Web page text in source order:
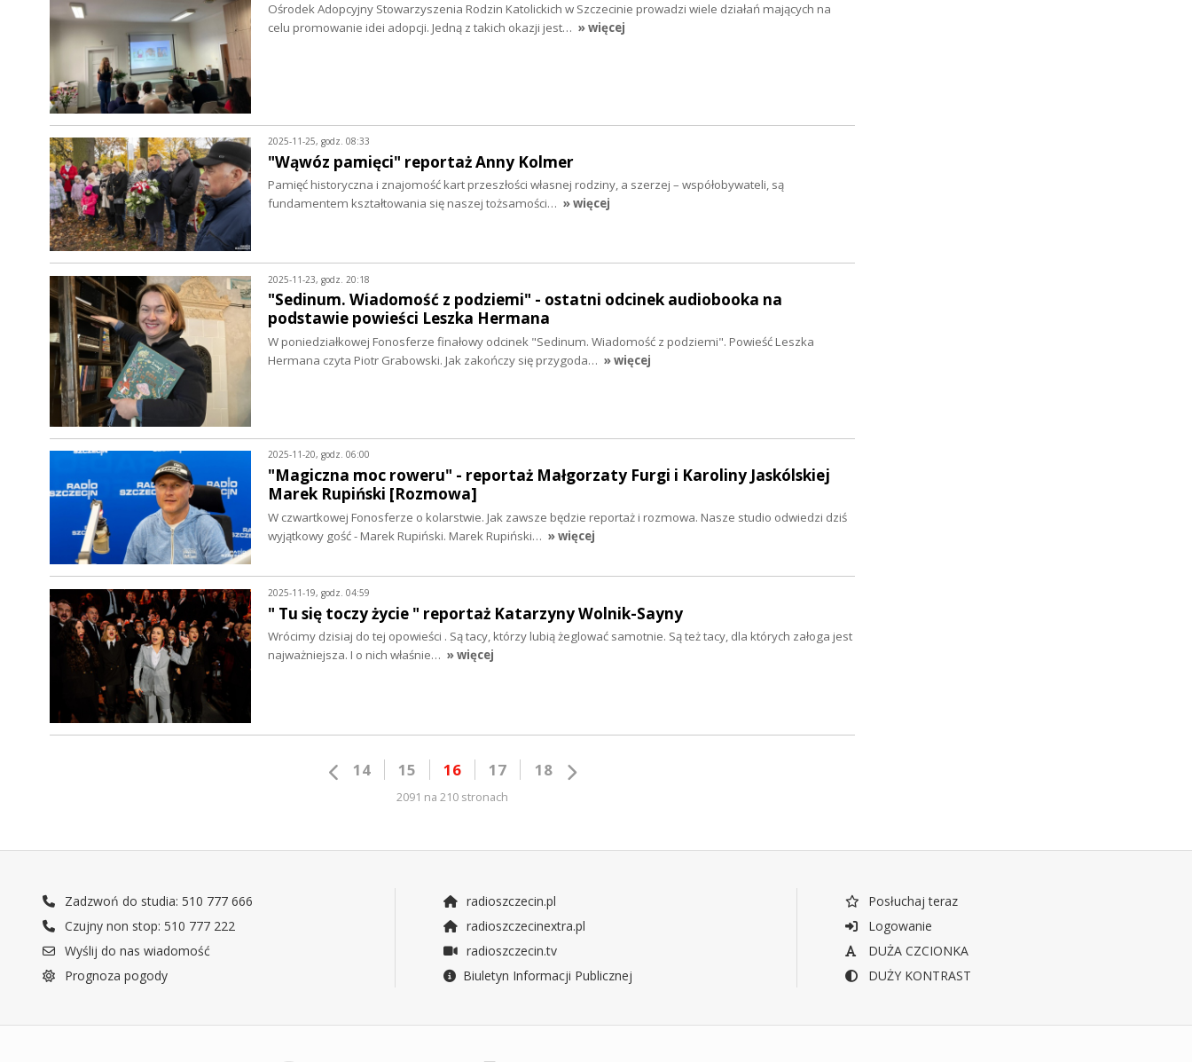
Ośrodek Adopcyjny Stowarzyszenia Rodzin Katolickich w Szczecinie prowadzi wiele działań mających na
celu promowanie idei adopcji. Jedną z takich okazji jest… » więcej
2025-11-25, godz. 08:33
"Wąwóz pamięci" reportaż Anny Kolmer
Pamięć historyczna i znajomość kart przeszłości własnej rodziny, a szerzej – współobywateli, są
fundamentem kształtowania się naszej tożsamości… » więcej
2025-11-23, godz. 20:18
"Sedinum. Wiadomość z podziemi" - ostatni odcinek audiobooka na
podstawie powieści Leszka Hermana
W poniedziałkowej Fonosferze finałowy odcinek "Sedinum. Wiadomość z podziemi". Powieść Leszka
Hermana czyta Piotr Grabowski. Jak zakończy się przygoda… » więcej
2025-11-20, godz. 06:00
"Magiczna moc roweru" - reportaż Małgorzaty Furgi i Karoliny Jaskólskiej
Marek Rupiński [Rozmowa]
W czwartkowej Fonosferze o kolarstwie. Jak zawsze będzie reportaż i rozmowa. Nasze studio odwiedzi dziś
wyjątkowy gość - Marek Rupiński. Marek Rupiński… » więcej
2025-11-19, godz. 04:59
" Tu się toczy życie " reportaż Katarzyny Wolnik-Sayny
Wrócimy dzisiaj do tej opowieści . Są tacy, którzy lubią żeglować samotnie. Są też tacy, dla których załoga jest
najważniejsza. I o nich właśnie… » więcej
14 15 16 17 18
2091 na 210 stronach
Zadzwoń do studia: 510 777 666
Czujny non stop: 510 777 222
Wyślij do nas wiadomość
Prognoza pogody
radioszczecin.pl
radioszczecinextra.pl
radioszczecin.tv
Biuletyn Informacji Publicznej
Posłuchaj teraz
Logowanie
DUŻA CZCIONKA
DUŻY KONTRAST